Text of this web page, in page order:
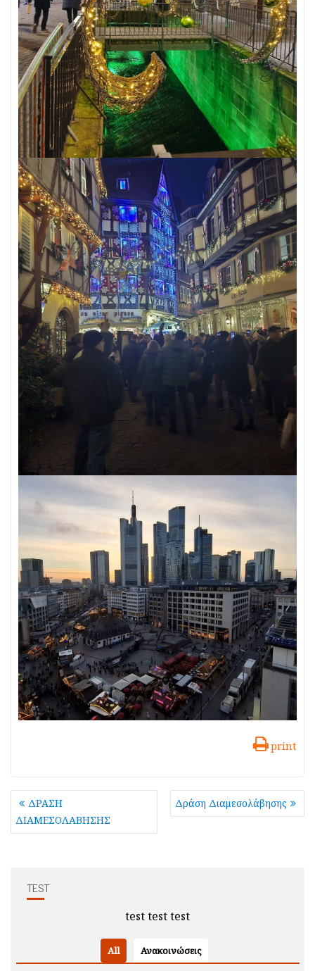
print
Πλοήγηση
άρθρων
ΔΡΑΣΗ
ΔΙΑΜΕΣΟΛΑΒΗΣΗΣ
Δράση Διαμεσολάβησης
TEST
test test test
All Ανακοινώσεις